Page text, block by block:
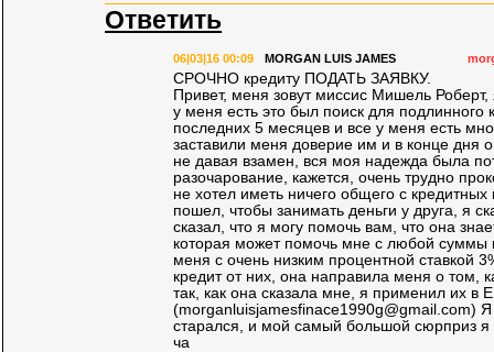
Ответить
06|03|16 00:09 MORGAN LUIS JAMES
СРОЧНО кредиту ПОДАТЬ ЗАЯВКУ.
Привет, меня зовут миссис Мишель
у меня есть это был поиск для подлинного
последних 5 месяцев и все у меня есть
заставили меня доверие им и в конце дня
не давая взамен, вся моя надежда была
разочарование, кажется, очень трудно
не хотел иметь ничего общего с
пошел, чтобы занимать деньги у друга, я
сказал, что я могу помочь вам, что она
которая может помочь мне с любой суммы
меня с очень низким процентной ставкой
кредит от них, она направила меня о том,
так, как она сказала мне, я применил их в
(morganluisjamesfinace1990g@gmail.com) Я
старался, и мой самый большой сюрприз я
ча